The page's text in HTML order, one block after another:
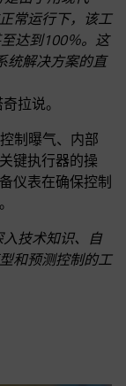
常运行下，该工
达到100％。这
统解决方案的直
拉说。
制曝气、内部
键执行器的操
仪表在确保控制
入技术知识、自
和预测控制的工